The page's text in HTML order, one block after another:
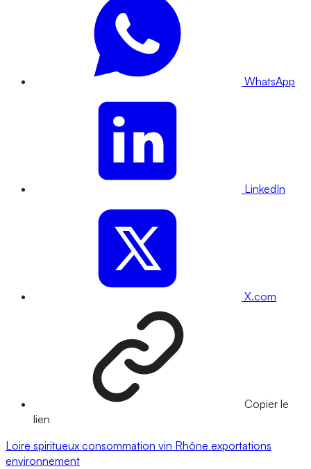
WhatsApp
LinkedIn
X.com
Copier le
lien
Loire spiritueux consommation vin Rhône exportations
environnement